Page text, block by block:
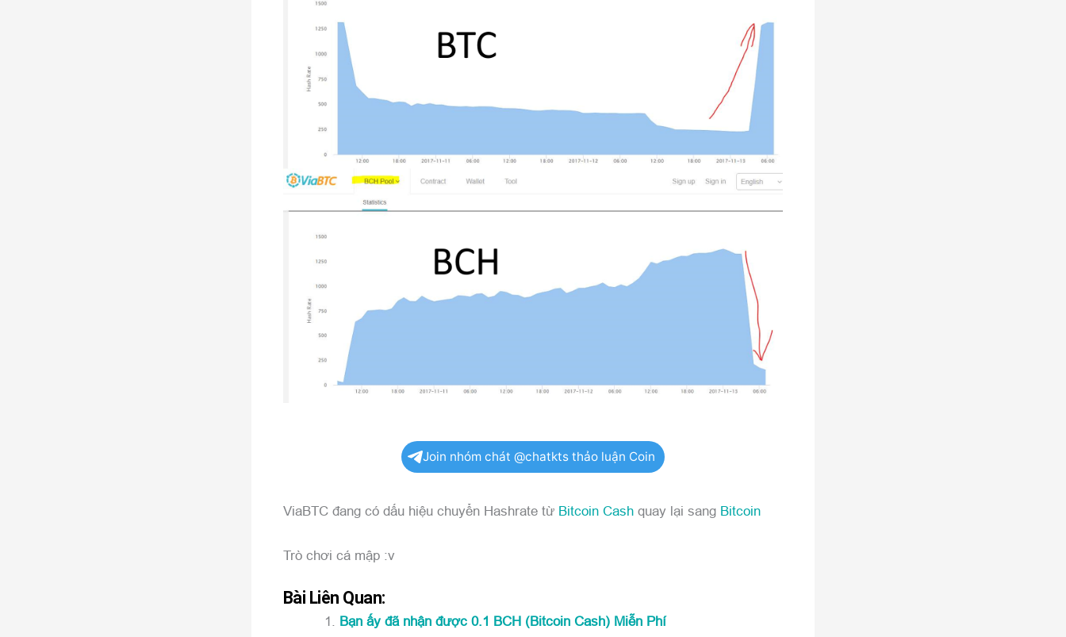
Join nhóm chát @chatkts thảo luận Coin
ViaBTC đang có dấu hiệu chuyển Hashrate từ Bitcoin Cash quay lại sang Bitcoin
Trò chơi cá mập :v
Bài Liên Quan:
Bạn ấy đã nhận được 0.1 BCH (Bitcoin Cash) Miễn Phí